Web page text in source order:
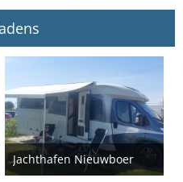
Jachthafen Nieuwboer
30. Mai 2026